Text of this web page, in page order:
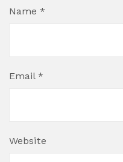
Name *
Email *
Website